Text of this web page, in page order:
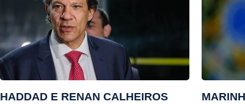
HADDAD E RENAN CALHEIROS